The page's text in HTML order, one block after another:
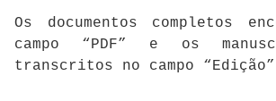
Os documentos completos
campo “PDF” e os
transcritos no campo